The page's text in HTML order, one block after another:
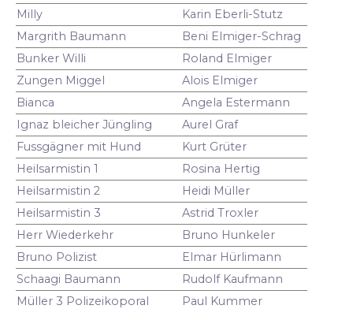
Milly
Karin Eberli-Stutz
Margrith Baumann
Beni Elmiger-Schrag
Bunker Willi
Roland Elmiger
Zungen Miggel
Alois Elmiger
Bianca
Angela Estermann
Ignaz bleicher Jüngling
Aurel Graf
Fussgägner mit Hund
Kurt Grüter
Heilsarmistin 1
Rosina Hertig
Heilsarmistin 2
Heidi Müller
Heilsarmistin 3
Astrid Troxler
Herr Wiederkehr
Bruno Hunkeler
Bruno Polizist
Elmar Hürlimann
Schaagi Baumann
Rudolf Kaufmann
Müller 3 Polizeikoporal
Paul Kummer